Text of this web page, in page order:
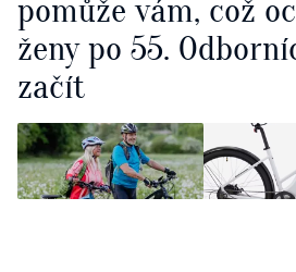
pomůže vám, což
ženy po 55.
začít